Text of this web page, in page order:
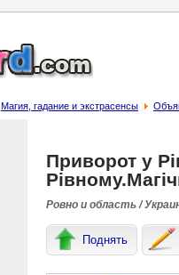
Магия, гадание и экстрасенсы
Приворот у
Ровно и область /
Поднять